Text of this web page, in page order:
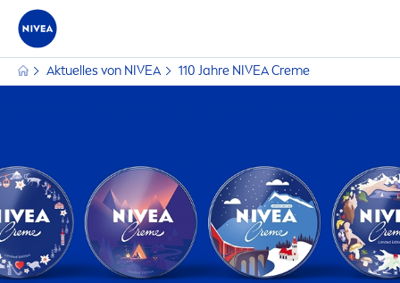
Aktuelles von NIVEA 110 Jahre NIVEACreme